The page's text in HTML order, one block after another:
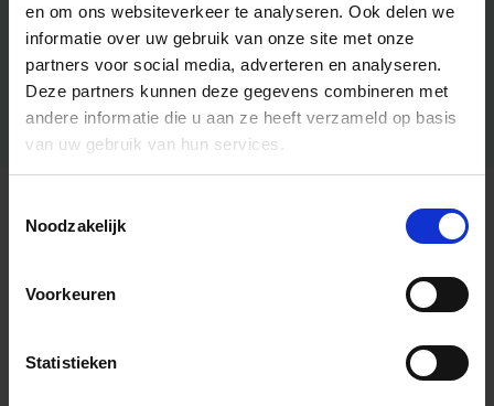
en om ons websiteverkeer te analyseren. Ook delen we
informatie over uw gebruik van onze site met onze
partners voor social media, adverteren en analyseren.
Deze partners kunnen deze gegevens combineren met
andere informatie die u aan ze heeft verzameld op basis
van uw gebruik van hun services.
Noodzakelijk
Voorkeuren
Statistieken
Algemene informatie